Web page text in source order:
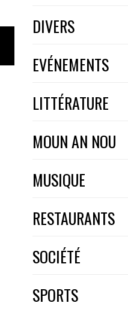
DIVERS
EVÉNEMENTS
LITTÉRATURE
MOUN AN NOU
MUSIQUE
RESTAURANTS
SOCIÉTÉ
SPORTS